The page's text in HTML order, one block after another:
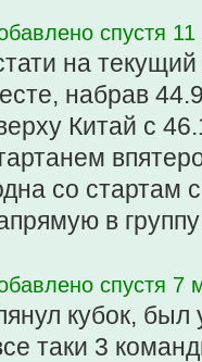
спустя
на
набрав
Китай с
со стартам
в
спустя 7
кубок,
таки 3